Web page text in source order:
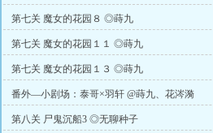
第七关 魔女的花园８ ◎蒔九
第七关 魔女的花园１１ ◎蒔九
第七关 魔女的花园１３ ◎蒔九
番外—小剧场：泰哥×羽轩 @蒔九、花涔漪
第八关 尸鬼沉船3 ◎无聊种子